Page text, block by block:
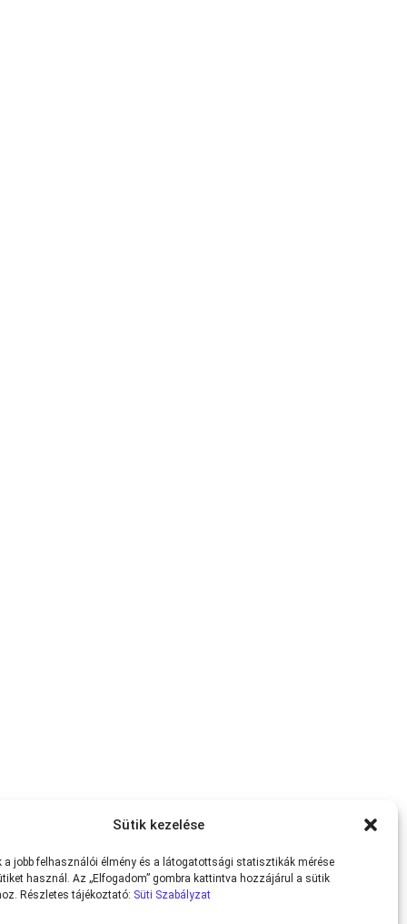
Sütik kezelése
a jobb felhasználói élmény és a látogatottsági statisztikák mérése
használ. Az „Elfogadom” gombra kattintva hozzájárul a sütik
Részletes tájékoztató: Süti Szabályzat